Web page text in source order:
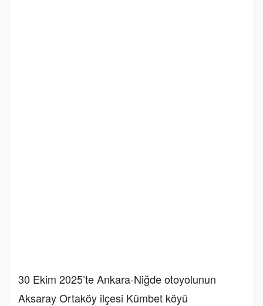
30 Ekim 2025’te Ankara-Niğde otoyolunun
Aksaray Ortaköy ilçesi Kümbet köyü